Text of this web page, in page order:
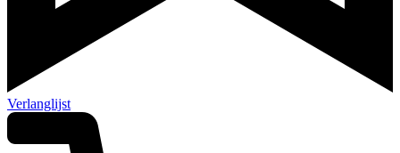
Verlanglijst